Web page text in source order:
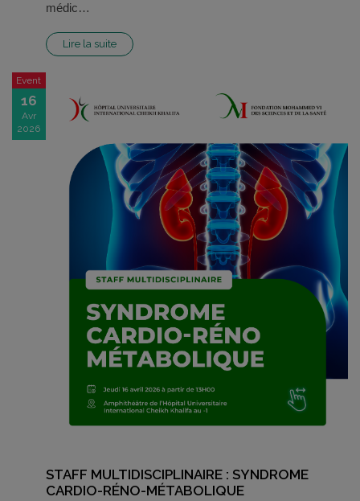
médic…
Lire la suite
Event
16
Avr
2026
STAFF MULTIDISCIPLINAIRE : SYNDROME
CARDIO-RÉNO-MÉTABOLIQUE